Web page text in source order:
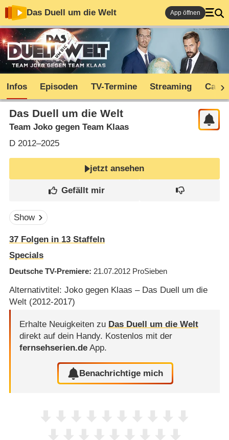
Das Duell um die Welt App öffnen
Infos Episoden TV-Termine Streaming Cast
Das Duell um die Welt
Team Joko gegen Team Klaas
D2012–2025
jetzt ansehen
Show
37Folgen in 13Staffeln
Specials
Deutsche TV-Premiere 21.07.2012 ProSieben
Alternativtitel: Joko gegen Klaas – Das Duell um die
Welt (2012-2017)
Erhalte Neuigkeiten zu Das Duell um die Welt
direkt auf dein Handy. Kostenlos mit der
fernsehserien.deApp.
Benachrichtige mich